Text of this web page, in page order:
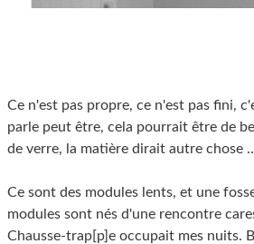
Ce n'est pas propre, ce n'est pas fini,
parle peut être, cela pourrait être de
de verre, la matière dirait autre chose
Ce sont des modules lents, et une
modules sont nés d'une rencontre
Chausse-trap[p]e occupait mes nuits.